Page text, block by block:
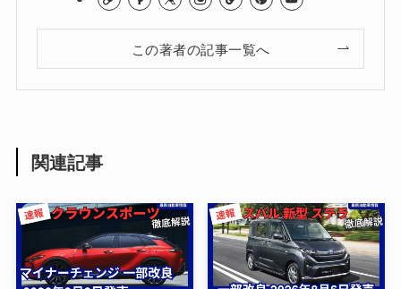
この著者の記事一覧へ
関連記事